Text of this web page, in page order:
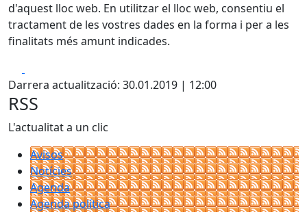
d'aquest lloc web. En utilitzar el lloc web, consentiu el
tractament de les vostres dades en la forma i per a les
finalitats més amunt indicades.
Darrera actualització: 30.01.2019 | 12:00
RSS
L'actualitat a un clic
Avisos
Notícies
Agenda
Agenda política